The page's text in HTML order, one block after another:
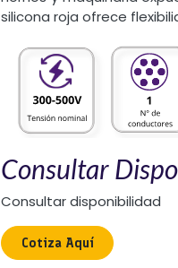
silicona roja ofrece
Consultar
Consultar disponibilidad
Cotiza Aquí​